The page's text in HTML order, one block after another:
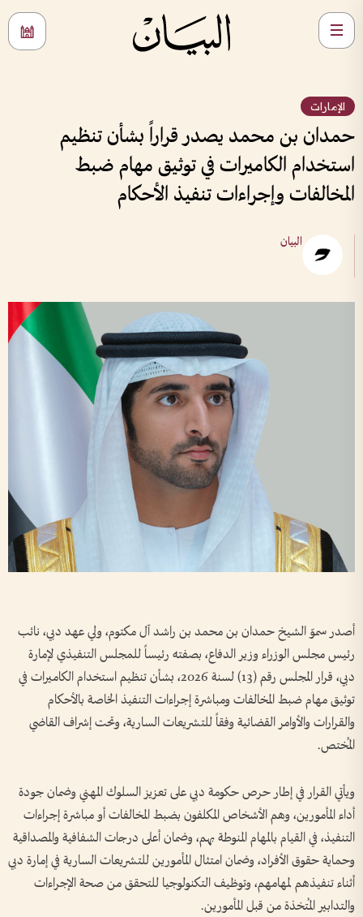
الإمارات
حمدان بن محمد يصدر قراراً بشأن تنظيم
استخدام الكاميرات في توثيق مهام ضبط
المخالفات وإجراءات تنفيذ الأحكام
البيان
أصدر سموّ الشيخ حمدان بن محمد بن راشد آل مكتوم، ولي عهد دبي، نائب
رئيس مجلس الوزراء وزير الدفاع، بصفته رئيساً للمجلس التنفيذي لإمارة
دبي، قرار المجلس رقم (13) لسنة 2026، بشأن تنظيم استخدام الكاميرات في
توثيق مهام ضبط المخالفات ومباشرة إجراءات التنفيذ الخاصة بالأحكام
والقرارات والأوامر القضائية وفقاً للتشريعات السارية، وتحت إشراف القاضي
المُختص.
ويأتي القرار في إطار حرص حكومة دبي على تعزيز السلوك المهني وضمان جودة
أداء المأمورين، وهم الأشخاص المكلفون بضبط المخالفات أو مباشرة إجراءات
التنفيذ، في القيام بالمهام المنوطة بهم، وضمان أعلى درجات الشفافية والمصداقية
وحماية حقوق الأفراد، وضمان امتثال المأمورين للتشريعات السارية في إمارة دبي
أثناء تنفيذهم لمهامهم، وتوظيف التكنولوجيا للتحقق من صحة الإجراءات
والتدابير المُتخذة من قبل المأمورين.